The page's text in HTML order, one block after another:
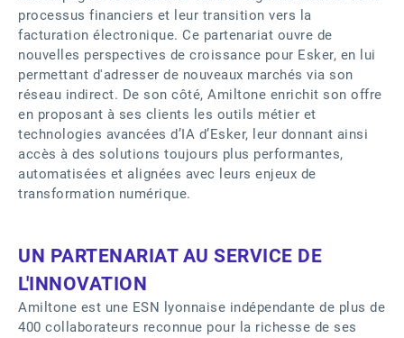
processus financiers et leur transition vers la
facturation électronique. Ce partenariat ouvre de
nouvelles perspectives de croissance pour Esker, en lui
permettant d'adresser de nouveaux marchés via son
réseau indirect. De son côté, Amiltone enrichit son offre
en proposant à ses clients les outils métier et
technologies avancées d’IA d’Esker, leur donnant ainsi
accès à des solutions toujours plus performantes,
automatisées et alignées avec leurs enjeux de
transformation numérique.
UN PARTENARIAT AU SERVICE DE
L'INNOVATION
Amiltone est une ESN lyonnaise indépendante de plus de
400 collaborateurs reconnue pour la richesse de ses